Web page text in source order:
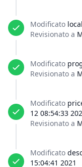
Modificato
Revisionato a
Modificato
Revisionato a
Modificato
12 08:54:33
Revisionato a
Modificato
15:04:41 2021